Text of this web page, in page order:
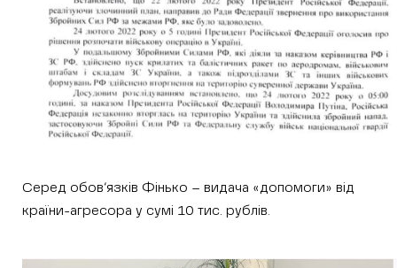
Серед обов‘язків Фінько – видача «допомоги» від
країни-агресора у сумі 10 тис. рублів.